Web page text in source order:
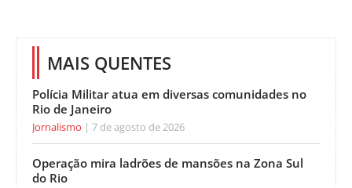
MAIS QUENTES
Polícia Militar atua em diversas comunidades no
Rio de Janeiro
Jornalismo 7 de agosto de 2026
Operação mira ladrões de mansões na Zona Sul
do Rio